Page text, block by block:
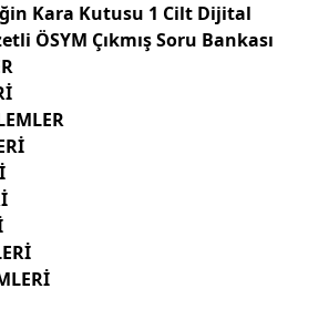
Kara Kutusu 1 Cilt Dijital
ÖSYM Çıkmış Soru Bankası